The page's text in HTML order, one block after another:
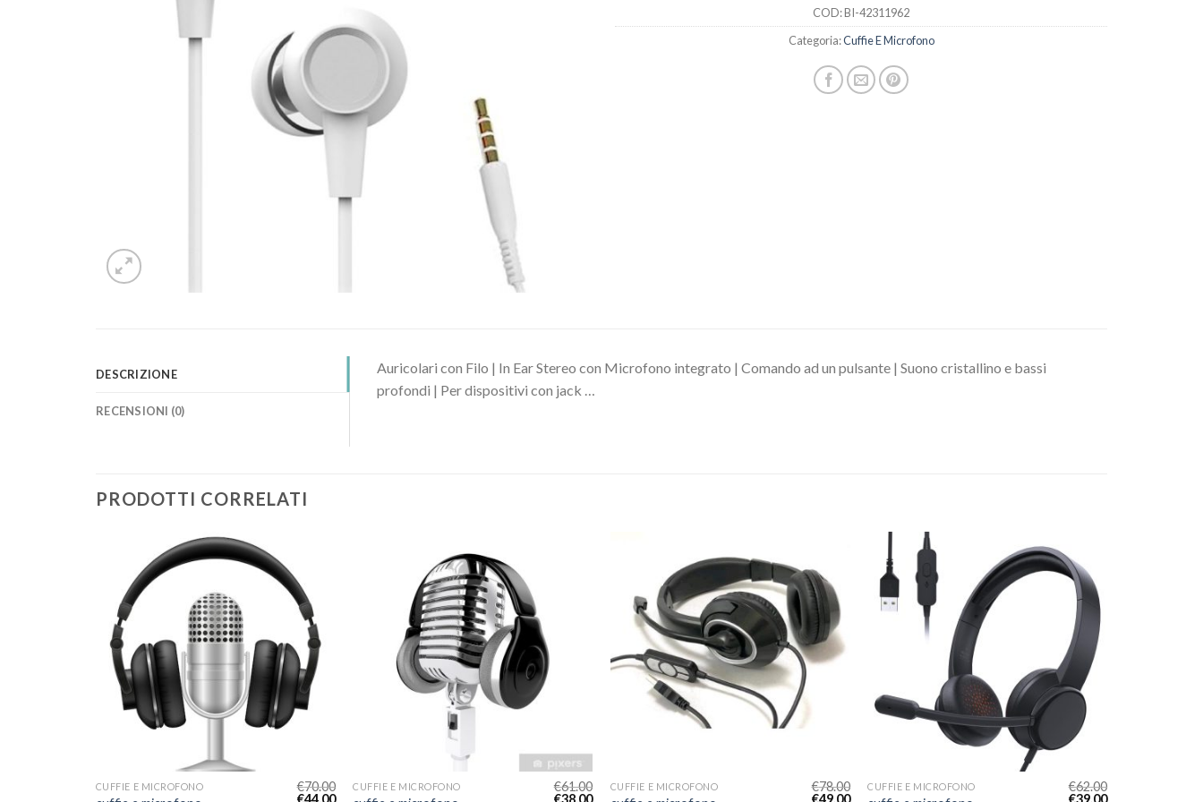
COD:BI-42311962
Categoria:Cuffie E Microfono
DESCRIZIONE
RECENSIONI (0)
Auricolari con Filo | In Ear Stereo con Microfono integrato | Comando ad un pulsante | Suono cristallino e bassi
profondi | Per dispositivi con jack …
PRODOTTI CORRELATI
CUFFIE E MICROFONO €70.00
€44.00
CUFFIE E MICROFONO €61.00
€38.00
CUFFIE E MICROFONO €78.00
€49.00
CUFFIE E MICROFONO €62.00
€39.00